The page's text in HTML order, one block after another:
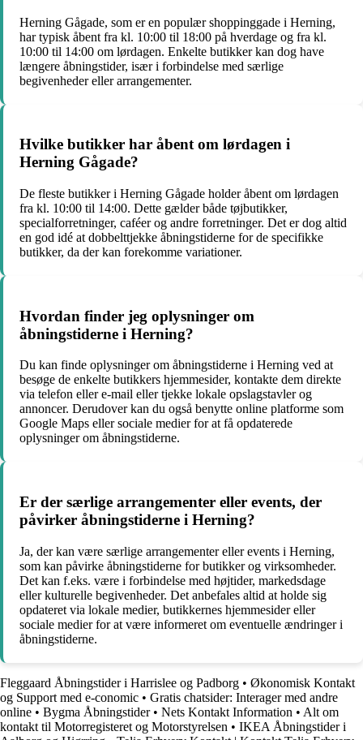
Herning Gågade, som er en populær shoppinggade i Herning,
har typisk åbent fra kl. 10:00 til 18:00 på hverdage og fra kl.
10:00 til 14:00 om lørdagen. Enkelte butikker kan dog have
længere åbningstider, især i forbindelse med særlige
begivenheder eller arrangementer.
Hvilke butikker har åbent om lørdagen i
Herning Gågade?
De fleste butikker i Herning Gågade holder åbent om lørdagen
fra kl. 10:00 til 14:00. Dette gælder både tøjbutikker,
specialforretninger, caféer og andre forretninger. Det er dog altid
en god idé at dobbelttjekke åbningstiderne for de specifikke
butikker, da der kan forekomme variationer.
Hvordan finder jeg oplysninger om
åbningstiderne i Herning?
Du kan finde oplysninger om åbningstiderne i Herning ved at
besøge de enkelte butikkers hjemmesider, kontakte dem direkte
via telefon eller e-mail eller tjekke lokale opslagstavler og
annoncer. Derudover kan du også benytte online platforme som
Google Maps eller sociale medier for at få opdaterede
oplysninger om åbningstiderne.
Er der særlige arrangementer eller events, der
påvirker åbningstiderne i Herning?
Ja, der kan være særlige arrangementer eller events i Herning,
som kan påvirke åbningstiderne for butikker og virksomheder.
Det kan f.eks. være i forbindelse med højtider, markedsdage
eller kulturelle begivenheder. Det anbefales altid at holde sig
opdateret via lokale medier, butikkernes hjemmesider eller
sociale medier for at være informeret om eventuelle ændringer i
åbningstiderne.
Fleggaard Åbningstider i Harrislee og Padborg • Økonomisk Kontakt
og Support med e-conomic • Gratis chatsider: Interager med andre
online • Bygma Åbningstider• Nets Kontakt Information • Alt om
kontakt til Motorregisteret og Motorstyrelsen • IKEA Åbningstider i